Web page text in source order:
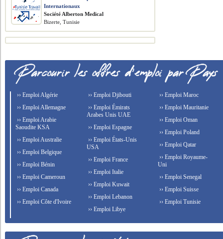
Internationaux
Société Alberton Medical
Bizerte, Tunisie
›› Emploi Algérie
›› Emploi Allemagne
›› Emploi Arabie
Saoudite KSA
›› Emploi Australie
›› Emploi Belgique
›› Emploi Bénin
›› Emploi Cameroun
›› Emploi Canada
›› Emploi Côte d'Ivoire
›› Emploi Djibouti
›› Emploi Émirats
Arabes Unis UAE
›› Emploi Espagne
›› Emploi États-Unis
USA
›› Emploi France
›› Emploi Italie
›› Emploi Kuwait
›› Emploi Lebanon
›› Emploi Libye
›› Emploi Maroc
›› Emploi Mauritanie
›› Emploi Oman
›› Emploi Poland
›› Emploi Qatar
›› Emploi Royaume-
Uni
›› Emploi Senegal
›› Emploi Suisse
›› Emploi Tunisie